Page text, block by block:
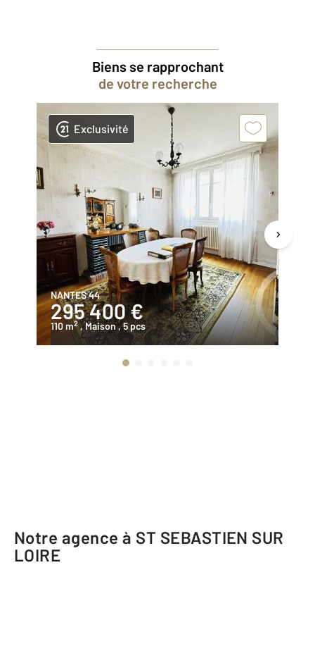
Biens se rapprochant
de votre recherche
Exclusivité
NANTES 44
295 400 €
110 m2 , Maison, 5 pcs
Notre agence à ST SEBASTIEN SUR
LOIRE